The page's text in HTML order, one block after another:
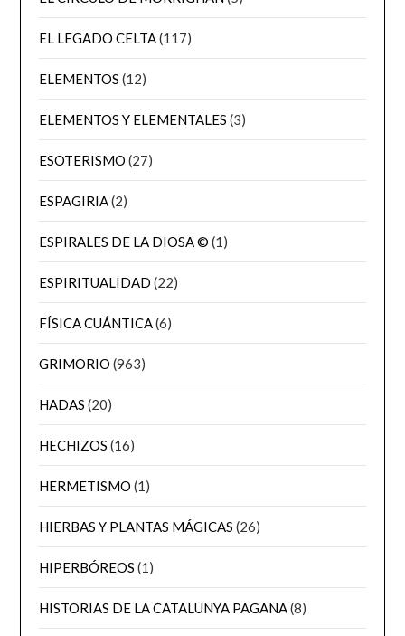
EL LEGADO CELTA(117)
ELEMENTOS (12)
ELEMENTOS Y ELEMENTALES (3)
ESOTERISMO (27)
ESPAGIRIA(2)
ESPIRALES DE LA DIOSA © (1)
ESPIRITUALIDAD (22)
FÍSICA CUÁNTICA(6)
GRIMORIO (963)
HADAS (20)
HECHIZOS (16)
HERMETISMO (1)
HIERBAS Y PLANTAS MÁGICAS (26)
HIPERBÓREOS (1)
HISTORIAS DE LA CATALUNYA PAGANA(8)